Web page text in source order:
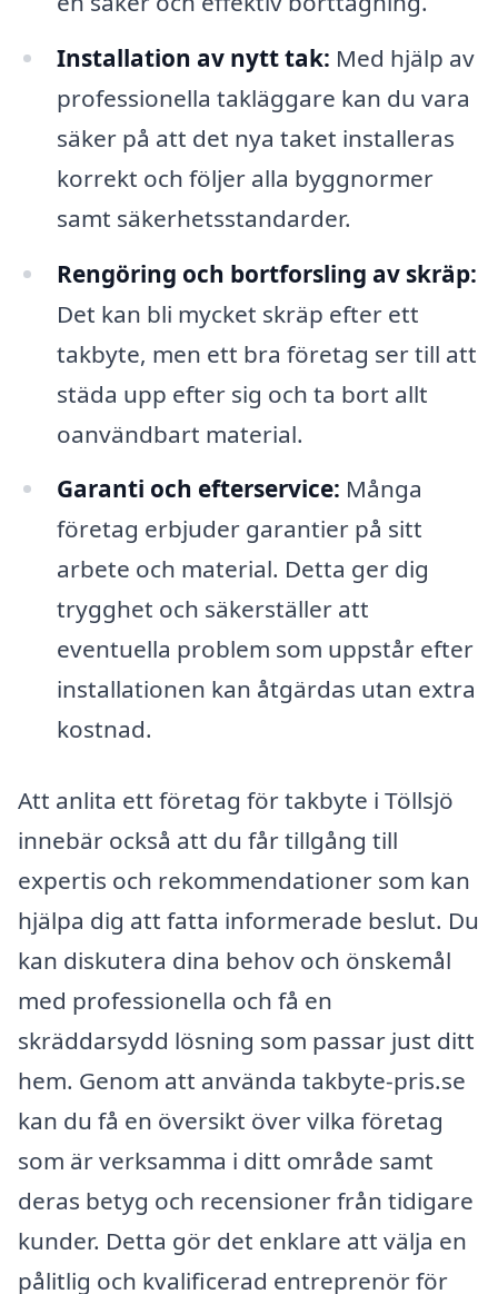
Installation av nytt tak: Med hjälp av
professionella takläggare kan du vara
säker på att det nya taket installeras
korrekt och följer alla byggnormer
samt säkerhetsstandarder.
Rengöring och bortforsling av skräp:
Det kan bli mycket skräp efter ett
takbyte, men ett bra företag ser till att
städa upp efter sig och ta bort allt
oanvändbart material.
Garanti och efterservice: Många
företag erbjuder garantier på sitt
arbete och material. Detta ger dig
trygghet och säkerställer att
eventuella problem som uppstår efter
installationen kan åtgärdas utan extra
kostnad.
Att anlita ett företag för takbyte i Töllsjö
innebär också att du får tillgång till
expertis och rekommendationer som kan
hjälpa dig att fatta informerade beslut. Du
kan diskutera dina behov och önskemål
med professionella och få en
skräddarsydd lösning som passar just ditt
hem. Genom att använda takbyte-pris.se
kan du få en översikt över vilka företag
som är verksamma i ditt område samt
deras betyg och recensioner från tidigare
kunder. Detta gör det enklare att välja en
pålitlig och kvalificerad entreprenör för